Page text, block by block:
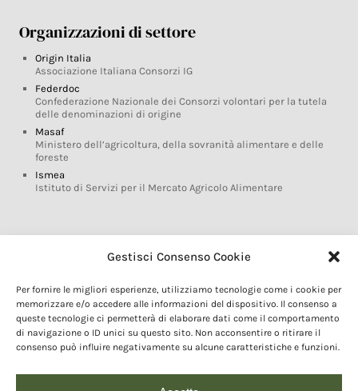
Gestisci Consenso Cookie
Per fornire le migliori esperienze, utilizziamo tecnologie come i cookie per
memorizzare e/o accedere alle informazioni del dispositivo. Il consenso a
queste tecnologie ci permetterà di elaborare dati come il comportamento
di navigazione o ID unici su questo sito. Non acconsentire o ritirare il
consenso può influire negativamente su alcune caratteristiche e funzioni.
Organizzazioni di settore
Origin Italia
Associazione Italiana Consorzi IG
Federdoc
Confederazione Nazionale dei Consorzi volontari per la tutela
delle denominazioni di origine
Masaf
Ministero dell’agricoltura, della sovranità alimentare e delle
foreste
Ismea
Istituto di Servizi per il Mercato Agricolo Alimentare
Glossario DOP IGP
Marchi DOP IGP
Normativa prodotti DOP IGP
Consorzi di Tutela
Farm To Fork e prodotti DOP IGP